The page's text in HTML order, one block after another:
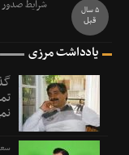
شرایط صدور 5 سال
قبل
یادداشت مرزی